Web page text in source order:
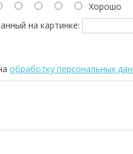
Хорошо
на картинке:
обработку персональных